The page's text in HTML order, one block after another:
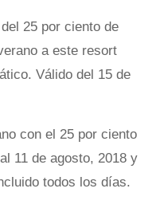
25 por ciento de
a este resort
Válido del 15 de
con el 25 por ciento
11 de agosto, 2018 y
todos los días.